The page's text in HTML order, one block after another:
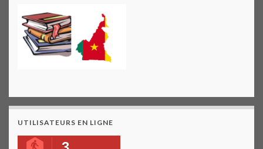
UTILISATEURS EN LIGNE